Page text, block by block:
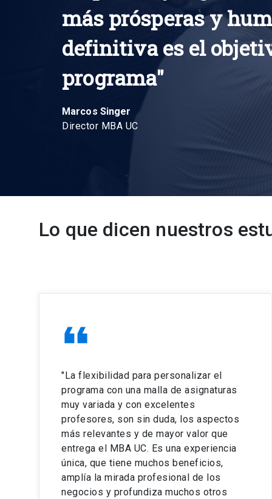
más prósperas y
definitiva es el
programa"
Marcos Singer
Director MBA UC
Lo que dicen nuestros
format_quote
"La flexibilidad para personalizar el
programa con una malla de asignaturas
muy variada y con excelentes
profesores, son sin duda, los aspectos
más relevantes y de mayor valor que
entrega el MBA UC. Es una experiencia
única, que tiene muchos beneficios,
amplía la mirada profesional de los
negocios y profundiza muchos otros